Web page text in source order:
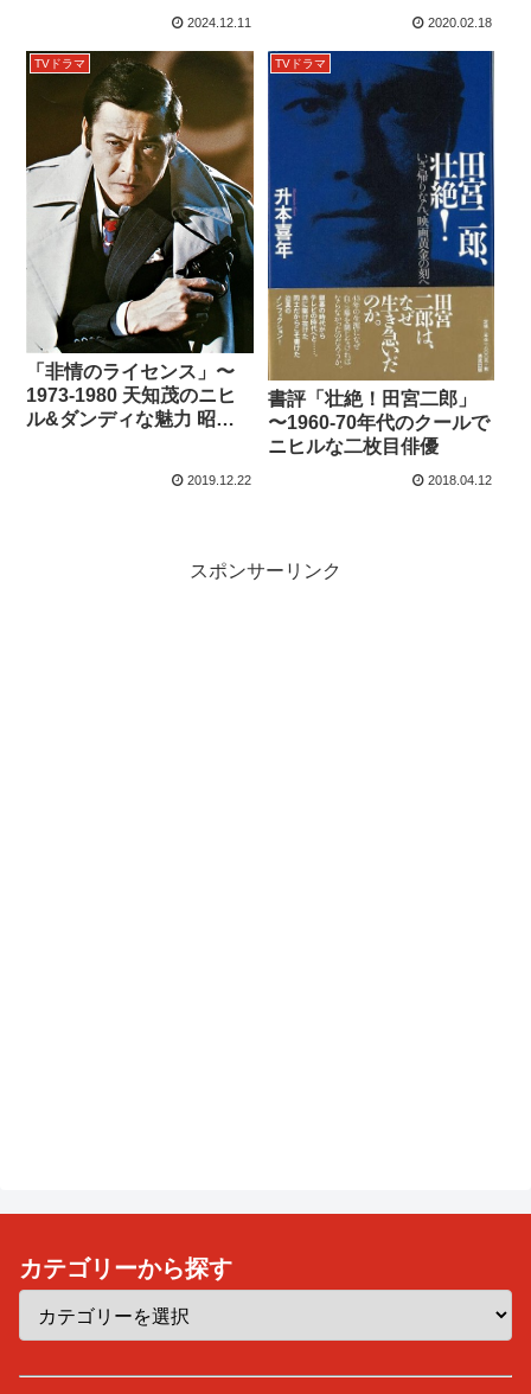
2024.12.11 2020.02.18
TVドラマ
「非情のライセンス」〜
1973-1980 天知茂のニヒ
ル&ダンディな魅力 昭和
2019.12.22
TVドラマ
書評「壮絶！田宮二郎」
〜1960-70年代のクールで
ニヒルな二枚目俳優
2018.04.12
スポンサーリンク
カテゴリーから探す